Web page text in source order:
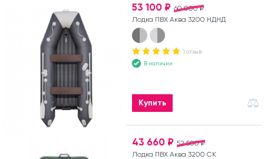
60 000 ₽
53 100 ₽
Лодка ПВХ Аква 3200 НДНД
1 отзыв
В наличии
Купить
52 500 ₽
43 660 ₽
Лодка ПВХ Аква 3200 СК